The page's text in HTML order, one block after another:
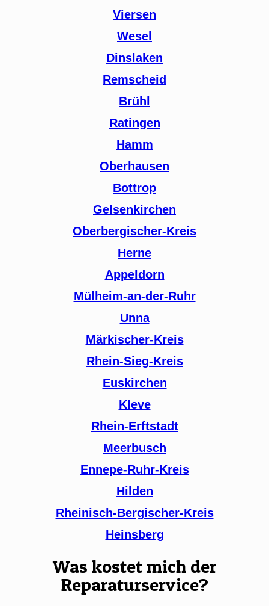
Viersen
Wesel
Dinslaken
Remscheid
Brühl
Ratingen
Hamm
Oberhausen
Bottrop
Gelsenkirchen
Oberbergischer-Kreis
Herne
Appeldorn
Mülheim-an-der-Ruhr
Unna
Märkischer-Kreis
Rhein-Sieg-Kreis
Euskirchen
Kleve
Rhein-Erftstadt
Meerbusch
Ennepe-Ruhr-Kreis
Hilden
Rheinisch-Bergischer-Kreis
Heinsberg
Was kostet mich der
Reparaturservice?